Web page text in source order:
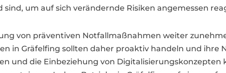
um auf sich verändernde Risiken angemessen
von präventiven Notfallmaßnahmen weiter
in Gräfelfing sollten daher proaktiv handeln und ihre
und die Einbeziehung von Digitalisierungskonzepten